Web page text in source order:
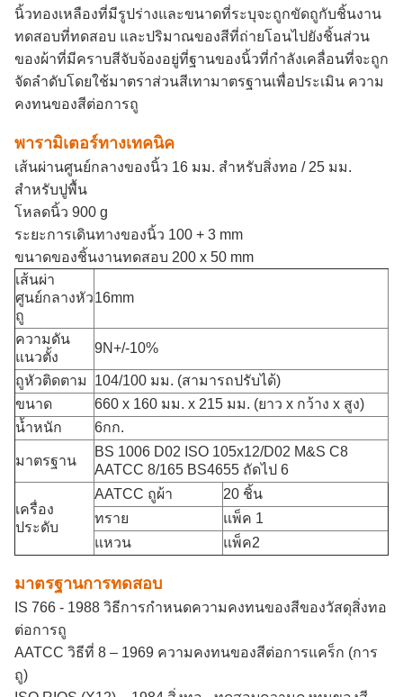
นิ้วทองเหลืองที่มีรูปร่างและขนาดที่ระบุจะถูกขัดถูกับชิ้นงาน
ทดสอบที่ทดสอบ และปริมาณของสีที่ถ่ายโอนไปยังชิ้นส่วน
ของผ้าที่มีคราบสีจับจ้องอยู่ที่ฐานของนิ้วที่กำลังเคลื่อนที่จะถูก
จัดลำดับโดยใช้มาตราส่วนสีเทามาตรฐานเพื่อประเมิน ความ
คงทนของสีต่อการถู
พารามิเตอร์ทางเทคนิค
เส้นผ่านศูนย์กลางของนิ้ว 16 มม. สำหรับสิ่งทอ / 25 มม.
สำหรับปูพื้น
โหลดนิ้ว 900 g
ระยะการเดินทางของนิ้ว 100 + 3 mm
ขนาดของชิ้นงานทดสอบ 200 x 50 mm
เส้นผ่า
ศูนย์กลางหัว
ถู
16mm
ความดัน
แนวตั้ง
9N+/-10%
ถูหัวติดตาม
104/100 มม. (สามารถปรับได้)
ขนาด
660 x 160 มม. x 215 มม. (ยาว x กว้าง x สูง)
น้ำหนัก
6กก.
มาตรฐาน
BS 1006 D02 ISO 105x12/D02 M&S C8
AATCC 8/165 BS4655 ถัดไป 6
เครื่อง
ประดับ
AATCC ถูผ้า
20 ชิ้น
ทราย
แพ็ค 1
แหวน
แพ็ค2
มาตรฐานการทดสอบ
IS 766 - 1988 วิธีการกำหนดความคงทนของสีของวัสดุสิ่งทอ
ต่อการถู
AATCC วิธีที่ 8 – 1969 ความคงทนของสีต่อการแคร็ก (การ
ถู)